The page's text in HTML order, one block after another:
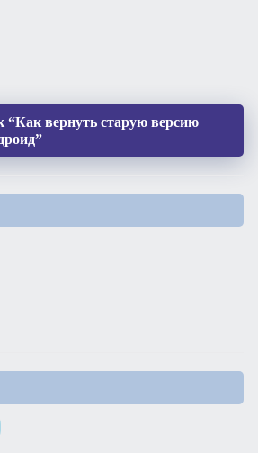
“Как вернуть старую версию